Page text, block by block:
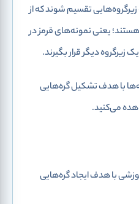
تقسیم شوند که از
یعنی نمونه‌های قرمز در
زیرگروه دیگر قرار بگیرند.
نمونه‌ها با هدف تشکیل گره‌هایی
می‌کنید.
با هدف ایجاد گره‌هایی